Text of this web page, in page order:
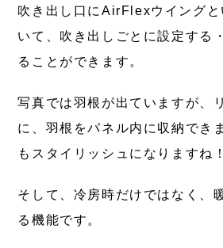
吹き出し口にAirFlexウイングと
いて、吹き出しごとに設定する
ることができます。
写真では羽根が出ていますが、
に、羽根をパネル内に収納でき
もスタイリッシュになりますね！
そして、冷房時だけではなく、
る機能です。